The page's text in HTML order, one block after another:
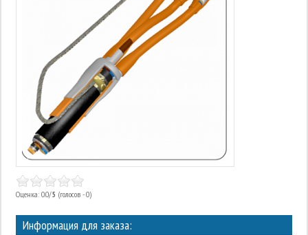
Оценка: 0.0/5 (голосов - 0)
Информация для заказа: